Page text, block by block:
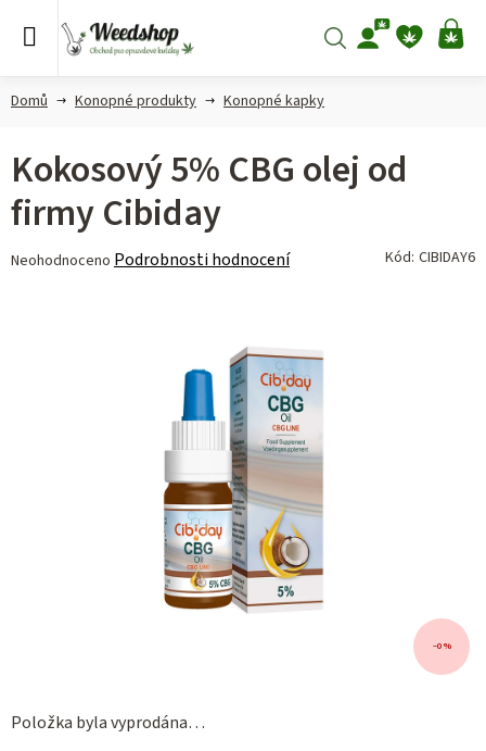
Hledat
Domů Konopné produkty Konopné kapky
Položka byla vyprodána…
Kokosový 5% CBG olej od
firmy Cibiday
Průměrné
Neohodnoceno Podrobnosti hodnocení Kód: CIBIDAY6
–0 %